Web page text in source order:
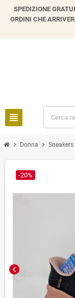
SPEDIZIONE
ORDINI CHE
view_headline
chevron_right Donna chevron_right Sneakers
chevron_left
-20%